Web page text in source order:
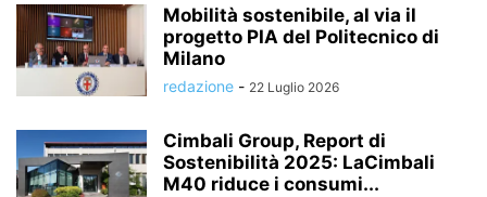
Mobilità sostenibile, al via il
progetto PIA del Politecnico di
Milano
redazione - 22 Luglio 2026
Cimbali Group, Report di
Sostenibilità 2025: LaCimbali
M40 riduce i consumi...